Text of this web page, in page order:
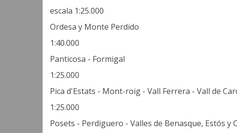
escala 1:25.000
Ordesa y Monte Perdido
1:40.000
Panticosa - Formigal
1:25.000
Pica d'Estats - Mont-roig - Vall Ferrera - Vall de
1:25.000
Posets - Perdiguero - Valles de Benasque, Estós y